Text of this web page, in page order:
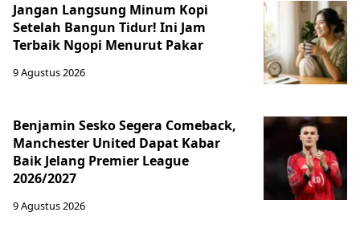
Jangan Langsung Minum Kopi
Setelah Bangun Tidur! Ini Jam
Terbaik Ngopi Menurut Pakar
9 Agustus 2026
Benjamin Sesko Segera Comeback,
Manchester United Dapat Kabar
Baik Jelang Premier League
2026/2027
9 Agustus 2026